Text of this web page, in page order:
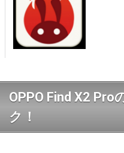
OPPO Find X2
ク！